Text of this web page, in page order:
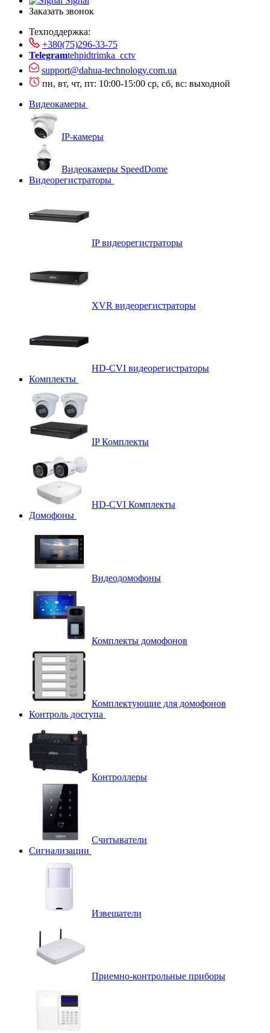
Заказать звонок
Техподдержка:
+380(75)296-33-75
Telegramtehpidtrimka_cctv
support@dahua-technology.com.ua
пн, вт, чт, пт: 10:00-15:00 ср, сб, вс: выходной
Видеокамеры
IP-камеры
Видеокамеры SpeedDome
Видеорегистраторы
IP видеорегистраторы
XVR видеорегистраторы
HD-CVI видеорегистраторы
Комплекты
IP Комплекты
HD-CVI Комплекты
Домофоны
Видеодомофоны
Комплекты домофонов
Комплектующие для домофонов
Контроль доступа
Контроллеры
Считыватели
Сигнализации
Извещатели
Приемно-контрольные приборы